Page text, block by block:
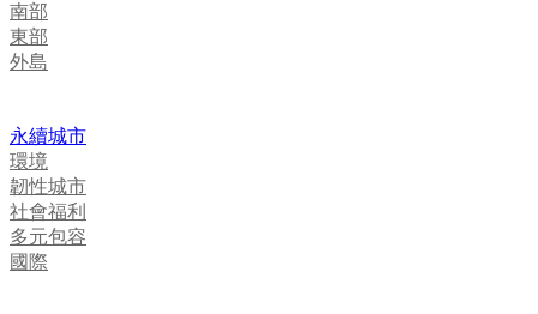
南部
東部
外島
永續城市
環境
韌性城市
社會福利
多元包容
國際